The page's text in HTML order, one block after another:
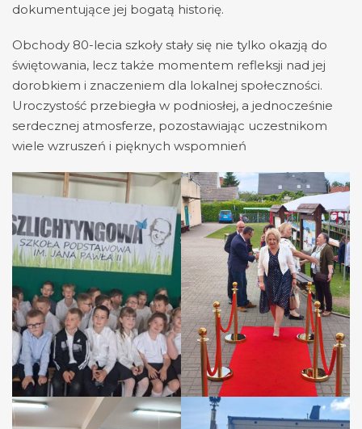
dokumentujące jej bogatą historię.
Obchody 80-lecia szkoły stały się nie tylko okazją do
świętowania, lecz także momentem refleksji nad jej
dorobkiem i znaczeniem dla lokalnej społeczności.
Uroczystość przebiegła w podniosłej, a jednocześnie
serdecznej atmosferze, pozostawiając uczestnikom
wiele wzruszeń i pięknych wspomnień